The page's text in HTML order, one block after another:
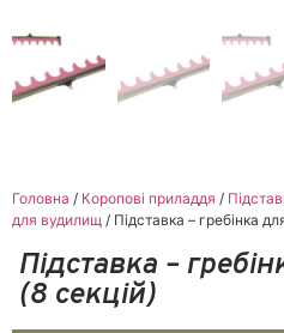
Головна / Коропові приладдя /
для вудилищ / Підставка – гребінка
Підставка –
(8 секцій)